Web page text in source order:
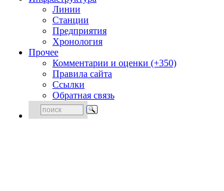
Линии
Станции
Предприятия
Хронология
Прочее
Комментарии и оценки (+350)
Правила сайта
Ссылки
Обратная связь